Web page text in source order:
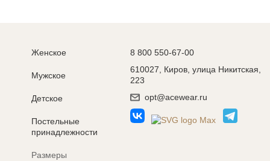
Женское
Мужское
Детское
Постельные
принадлежности
Размеры
8 800 550-67-00
610027, Киров, улица Никитская,
223
opt@acewear.ru